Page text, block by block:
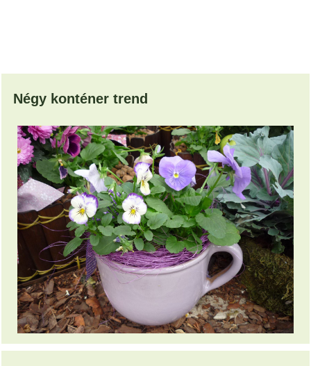
Négy konténer trend